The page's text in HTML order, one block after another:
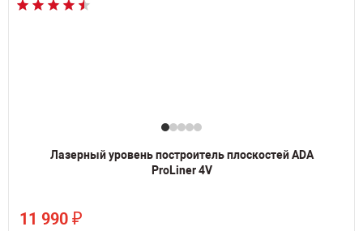
Лазерный уровень построитель плоскостей ADA
ProLiner 4V
11 990 ₽